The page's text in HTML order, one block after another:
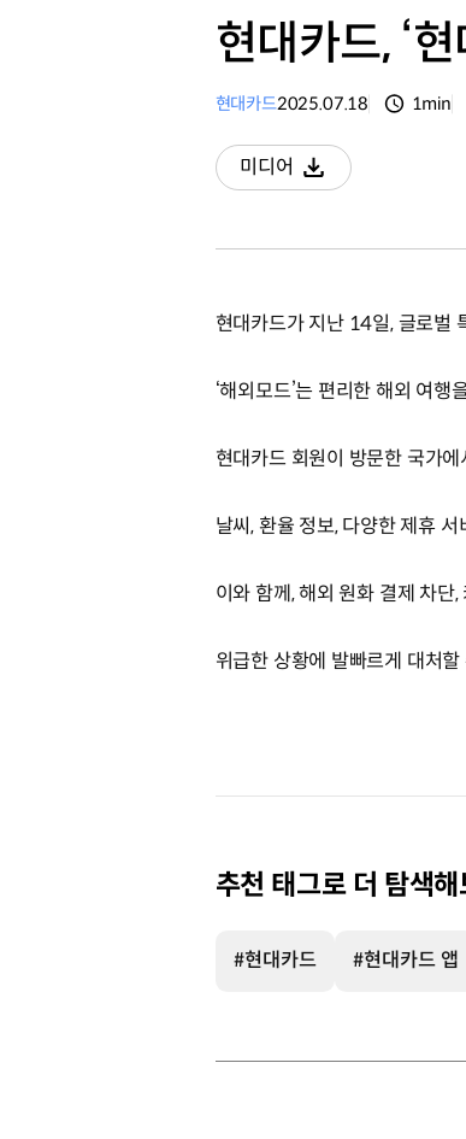
현대카드, ‘
현대카드2025.07.18 1min
미디어
다운로드
현대카드가 지난 14일, 글로벌
‘해외모드’는 편리한 해외 여
현대카드 회원이 방문한 국가
날씨, 환율 정보, 다양한 제휴
이와 함께, 해외 원화 결제 차단
위급한 상황에 발빠르게 대처
추천 태그로 더 탐색
#현대카드 #현대카드 앱